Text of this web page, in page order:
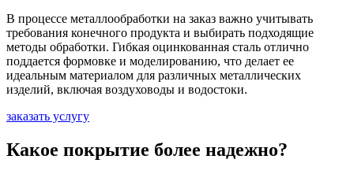
В процессе металлообработки на заказ важно учитывать
требования конечного продукта и выбирать подходящие
методы обработки. Гибкая оцинкованная сталь отлично
поддается формовке и моделированию, что делает ее
идеальным материалом для различных металлических
изделий, включая воздуховоды и водостоки.
заказать услугу
Какое покрытие более надежно?